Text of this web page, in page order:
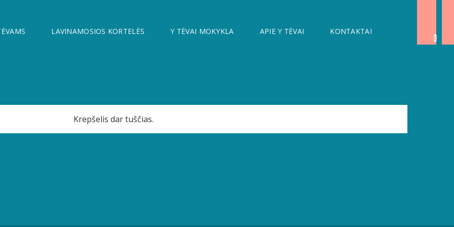
LAVINAMOSIOS KORTELĖS Y TĖVAI MOKYKLA APIE Y TĖVAI KONTAKTAI
0
Krepšelis dar tuščias.